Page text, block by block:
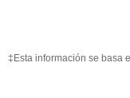
‡Esta información se basa